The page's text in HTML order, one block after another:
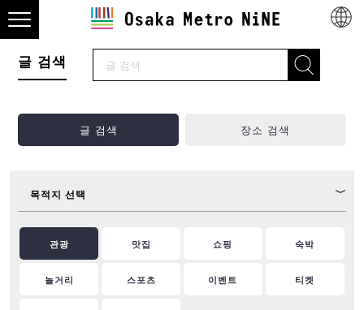
글 검색
글 검색 장소 검색
목적지 선택
관광 맛집 쇼핑 숙박
놀거리 스포츠 이벤트 티켓